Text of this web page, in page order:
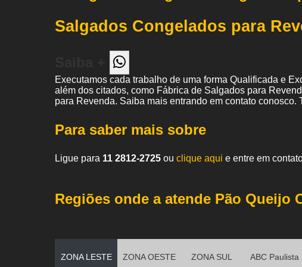
Salgados Congelados para
Executamos cada trabalho de uma forma Qualificada e
além dos citados, como Fábrica de Salgados para
para Revenda. Saiba mais entrando em contato conosco.
Para saber mais sobre
Ligue para 11 2812-2725 ou clique aqui e entre em
Regiões onde a atende Pão Queijo
ZONA LESTE ZONA OESTE ZONA SUL ABC Paulista